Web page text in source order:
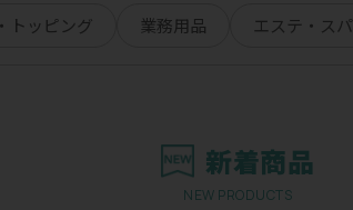
トッピング 業務用品 エステ・スパ
新着商品
NEW PRODUCTS